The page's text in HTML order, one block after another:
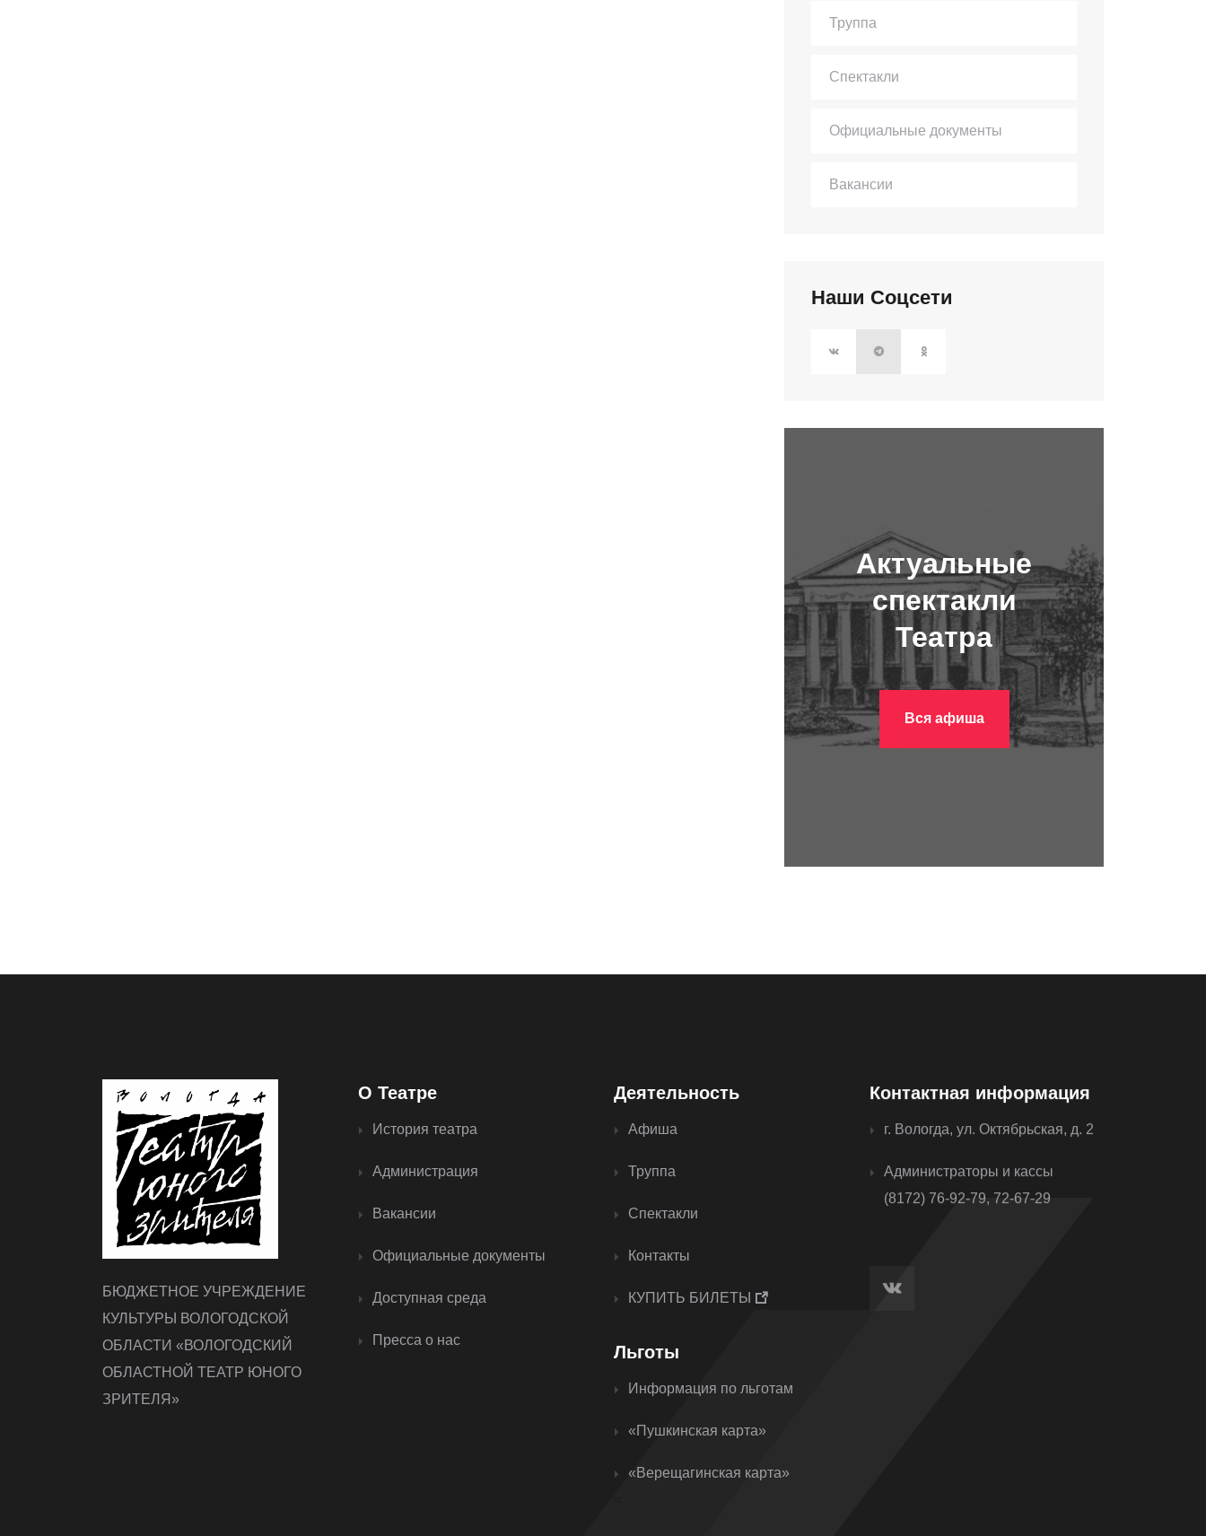
Труппа
Спектакли
Официальные документы
Вакансии
Наши Соцсети
Актуальные
спектакли
Театра
Вся афиша
БЮДЖЕТНОЕ УЧРЕЖДЕНИЕ
КУЛЬТУРЫ ВОЛОГОДСКОЙ
ОБЛАСТИ «ВОЛОГОДСКИЙ
ОБЛАСТНОЙ ТЕАТР ЮНОГО
ЗРИТЕЛЯ»
О Театре
История театра
Администрация
Вакансии
Официальные документы
Доступная среда
Пресса о нас
Деятельность
Афиша
Труппа
Спектакли
Контакты
КУПИТЬ БИЛЕТЫ
Льготы
Информация по льготам
«Пушкинская карта»
«Верещагинская карта»
Контактная информация
г. Вологда, ул. Октябрьская, д. 2
Администраторы и кассы
(8172) 76-92-79, 72-67-29